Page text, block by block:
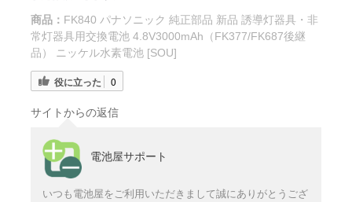
商品： FK840 パナソニック 純正部品 新品 誘導灯器具・非
常灯器具用交換電池 4.8V3000mAh（FK377/FK687後継
品） ニッケル水素電池 [SOU]
役に立った 0
サイトからの返信
電池屋サポート
いつも電池屋をご利用いただきまして誠にありがとうござ